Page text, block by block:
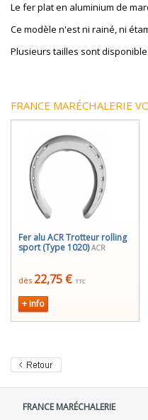
Le fer plat en aluminium de
Ce modèle n'est ni rainé, ni
Plusieurs tailles sont
FRANCE MARÉCHALERIE
Fer alu ACR Trotteur rolling
sport (Type 1020)ACR
dès 22,75 € TTC
+ info
FRANCE MARÉCHALERIE